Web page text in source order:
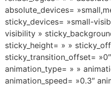
absolute_devices=
sticky_devices= »small-
visibility »
sticky_height= » »
sticky_transition_offset=
animation_type= » »
animation_speed= »0.3″